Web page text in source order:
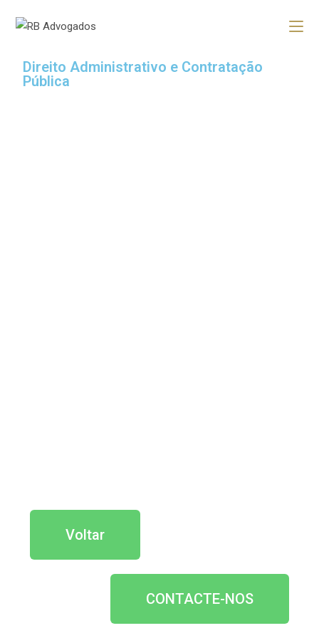
Direito Administrativo e Contratação
Pública
Voltar
CONTACTE-NOS